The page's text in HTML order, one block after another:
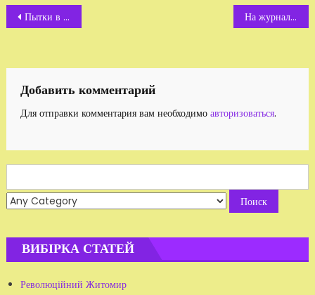
Навигация
записям
Пытки в милиции и «решалово» На журналіста напали фігуранти викривальних публікацій
Добавить комментарий
Для отправки комментария вам необходимо авторизоваться.
for:
ВИБІРКА СТАТЕЙ
Революційний Житомир